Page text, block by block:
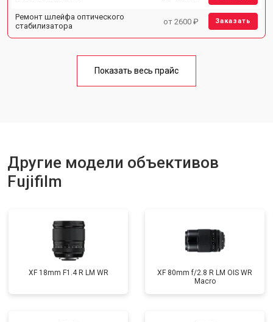
Ремонт шлейфа оптического
стабилизатора
от 2600 ₽ Заказать
Показать весь прайс
Другие модели объективов
Fujifilm
XF 18mm F1.4 R LM WR
XF 80mm f/2.8 R LM OIS WR
Macro